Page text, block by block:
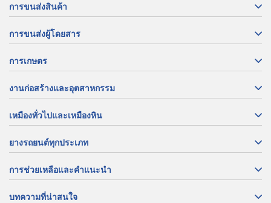
การขนส่งสินค้า
การขนส่งผู้โดยสาร
การเกษตร
งานก่อสร้างและอุตสาหกรรม
เหมืองทั่วไปและเหมืองหิน
ยางรถยนต์ทุกประเภท
การช่วยเหลือและคำแนะนำ
บทความที่น่าสนใจ